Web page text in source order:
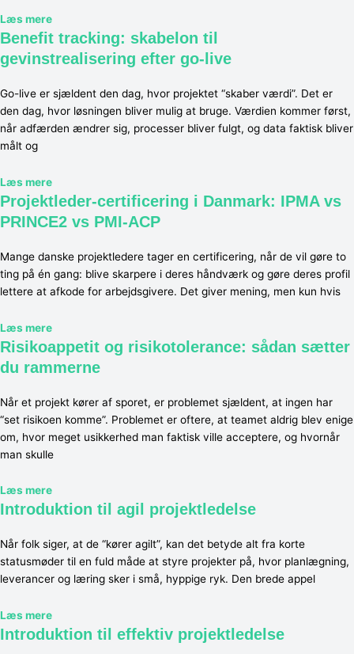
Læs mere
Benefit tracking: skabelon til
gevinstrealisering efter go-live
Go-live er sjældent den dag, hvor projektet “skaber værdi”. Det er
den dag, hvor løsningen bliver mulig at bruge. Værdien kommer først,
når adfærden ændrer sig, processer bliver fulgt, og data faktisk bliver
målt og
Læs mere
Projektleder-certificering i Danmark: IPMA vs
PRINCE2 vs PMI-ACP
Mange danske projektledere tager en certificering, når de vil gøre to
ting på én gang: blive skarpere i deres håndværk og gøre deres profil
lettere at afkode for arbejdsgivere. Det giver mening, men kun hvis
Læs mere
Risikoappetit og risikotolerance: sådan sætter
du rammerne
Når et projekt kører af sporet, er problemet sjældent, at ingen har
“set risikoen komme”. Problemet er oftere, at teamet aldrig blev enige
om, hvor meget usikkerhed man faktisk ville acceptere, og hvornår
man skulle
Læs mere
Introduktion til agil projektledelse
Når folk siger, at de “kører agilt”, kan det betyde alt fra korte
statusmøder til en fuld måde at styre projekter på, hvor planlægning,
leverancer og læring sker i små, hyppige ryk. Den brede appel
Læs mere
Introduktion til effektiv projektledelse